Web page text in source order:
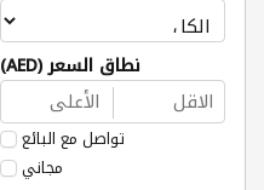
نطاق السعر (AED)
تواصل مع البائع
مجاني